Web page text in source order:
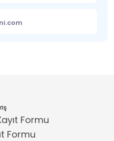
Formu
Formu